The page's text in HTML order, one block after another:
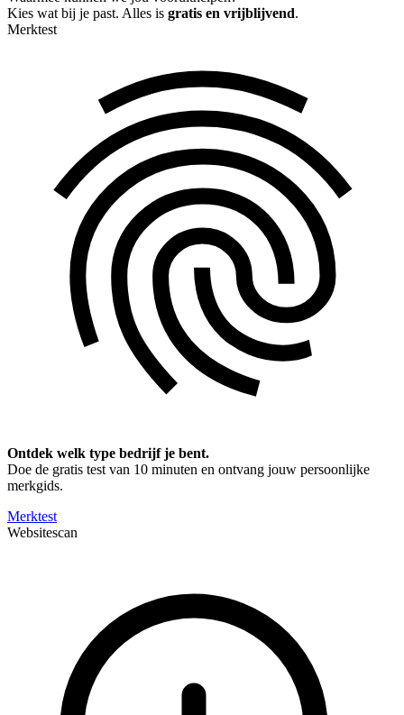
Kies wat bij je past. Alles is gratis en vrijblijvend.
Merktest
Ontdek welk type bedrijf je bent.
Doe de gratis test van 10 minuten en ontvang jouw persoonlijke
merkgids.
Merktest
Websitescan